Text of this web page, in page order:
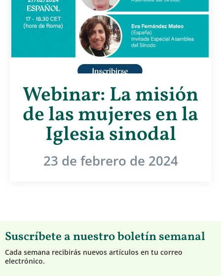
Webinar: La misión
de las mujeres en la
Iglesia sinodal
23 de febrero de 2024
Suscríbete a nuestro boletín semanal
Cada semana recibirás nuevos artículos en tu correo
electrónico.